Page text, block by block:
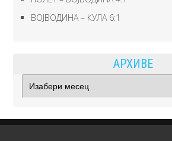
ВОЈВОДИНА – КУЛА 6:1
АРХИВЕ